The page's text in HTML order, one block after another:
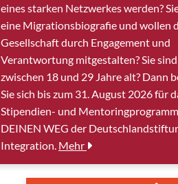
eines starken Netzwerkes werden?
eine Migrationsbiografie und wollen
Gesellschaft durch Engagement und
Verantwortung mitgestalten? Sie sind
zwischen 18 und 29 Jahre alt? Dann
Sie sich bis zum 31. August 2026 für
Stipendien- und
DEINEN WEG der
Integration. Mehr